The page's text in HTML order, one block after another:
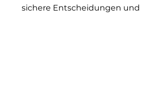
sichere Entscheidungen und